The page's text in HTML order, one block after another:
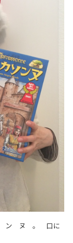
ン ヌ 。 口に